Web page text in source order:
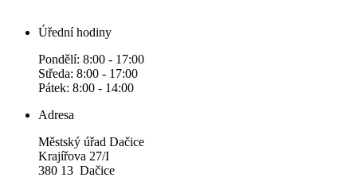
Úřední hodiny
Pondělí: 8:00 - 17:00
Středa: 8:00 - 17:00
Pátek: 8:00 - 14:00
Adresa
Městský úřad Dačice
Krajířova 27/I
380 13 Dačice